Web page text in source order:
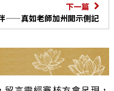
下一篇
——真如老師加州開示側記